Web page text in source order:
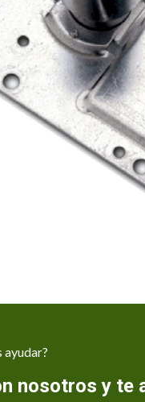
ayudar?
nosotros y te